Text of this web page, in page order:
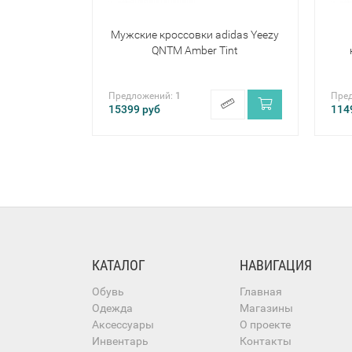
Мужские кроссовки adidas Yeezy
QNTM Amber Tint
Предложений: 1
15399руб
КАТАЛОГ
Обувь
Одежда
Аксессуары
Инвентарь
НАВИГАЦИЯ
Главная
Магазины
О проекте
Контакты